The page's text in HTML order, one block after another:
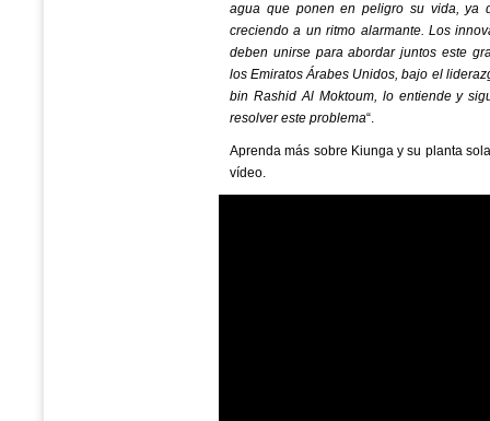
agua que ponen en peligro su vida, ya
creciendo a un ritmo alarmante. Los
deben unirse para abordar juntos este
los Emiratos Árabes Unidos, bajo el
bin Rashid Al Moktoum, lo entiende y
resolver este problema“.
Aprenda más sobre Kiunga y su planta
vídeo.